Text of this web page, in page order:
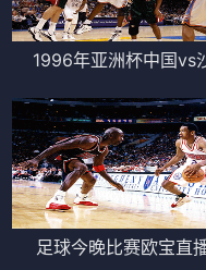
1996年亚洲杯中国vs
足球今晚比赛欧宝直